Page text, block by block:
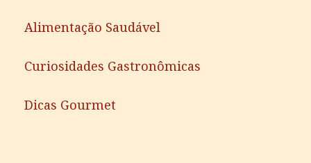
Alimentação Saudável
Curiosidades Gastronômicas
Dicas Gourmet